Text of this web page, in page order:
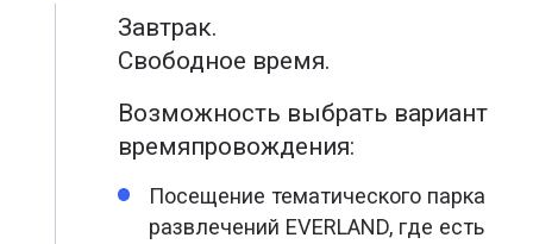
Завтрак.
Свободное время.
Возможность выбрать вариант
времяпровождения:
Посещение тематического парка
развлечений EVERLAND, где есть